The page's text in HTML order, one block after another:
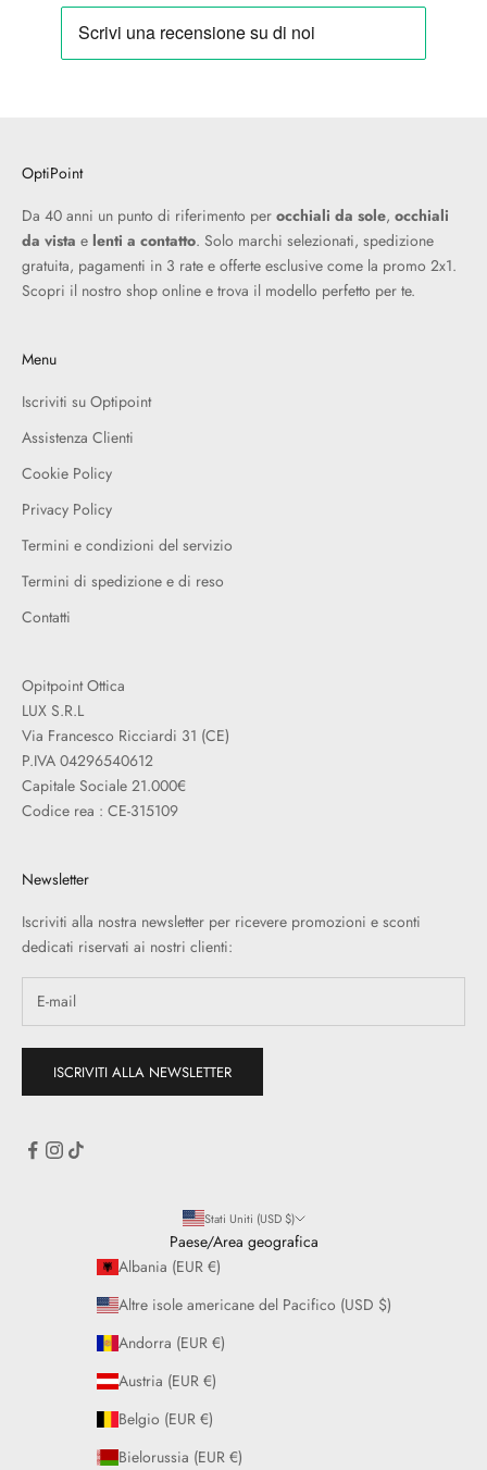
OptiPoint
Da 40 anni un punto di riferimento per occhiali da sole, occhiali
da vista e lenti a contatto. Solo marchi selezionati, spedizione
gratuita, pagamenti in 3 rate e offerte esclusive come la promo 2x1.
Scopri il nostro shop online e trova il modello perfetto per te.
Menu
Iscriviti su Optipoint
Assistenza Clienti
Cookie Policy
Privacy Policy
Termini e condizioni del servizio
Termini di spedizione e di reso
Contatti
Opitpoint Ottica
LUX S.R.L
Via Francesco Ricciardi 31 (CE)
P.IVA 04296540612
Capitale Sociale 21.000€
Codice rea : CE-315109
Newsletter
Iscriviti alla nostra newsletter per ricevere promozioni e sconti
dedicati riservati ai nostri clienti:
ISCRIVITI ALLA NEWSLETTER
Stati Uniti (USD $)
Paese/Area geografica
Albania (EUR €)
Altre isole americane del Pacifico (USD $)
Andorra (EUR €)
Austria (EUR €)
Belgio (EUR €)
Bielorussia (EUR €)